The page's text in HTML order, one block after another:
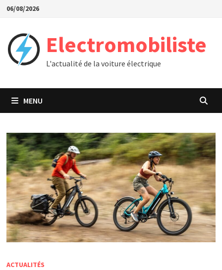
Passer
contenu
06/08/2026
Electromobiliste
L'actualité de la voiture électrique
MENU
ACTUALITÉS